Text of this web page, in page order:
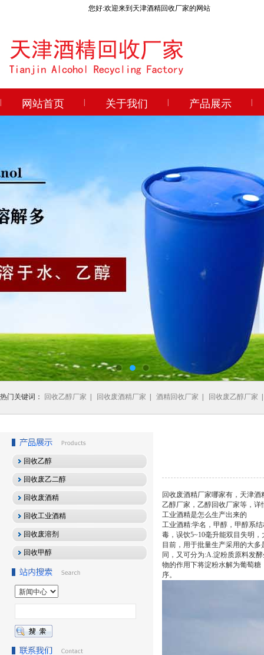
您好:欢迎来到天津酒精回收厂家的网站
网站首页 关于我们 产品展示
热门关键词： 回收乙醇厂家 回收废酒精厂家 酒精回收厂家 回收废乙醇厂家
回收乙醇
回收废乙二醇
回收废酒精
回收工业酒精
回收废溶剂
回收甲醇
回收废酒精厂家哪家有，天津
乙醇厂家，乙醇回收厂家等，详
工业酒精是怎么生产出来的
工业酒精:学名，甲醇，甲醇系
毒，误饮5~10毫升能双目失明
目前，用于批量生产采用的大
同，又可分为:A.淀粉质原料发
物的作用下将淀粉水解为葡萄
序。